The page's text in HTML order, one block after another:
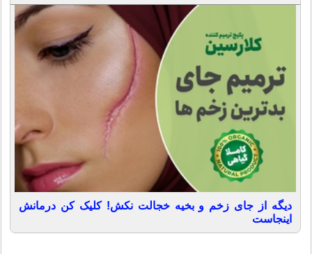
دیگه از جای زخم و بخیه خجالت نکش! کلیک کن درمانش
اینجاست